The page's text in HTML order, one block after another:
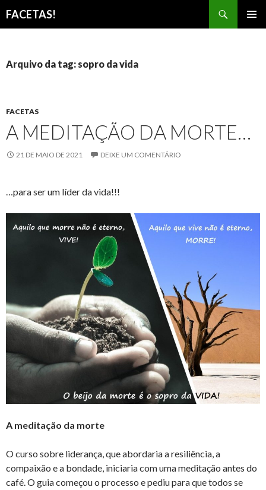
FACETAS!
CONTEÚDO
Arquivo da tag: sopro da vida
FACETAS
A MEDITAÇÃO DA MORTE…
21 DE MAIO DE 2021 DEIXE UM COMENTÁRIO
…para ser um líder da vida!!!
A meditação da morte
O curso sobre liderança, que abordaria a resiliência, a
compaixão e a bondade, iniciaria com uma meditação antes do
café. O guia começou o processo e pediu para que todos se